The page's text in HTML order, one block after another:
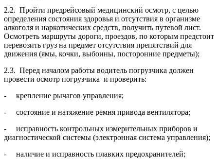
2.2. Пройти предрейсовый медицинский осмотр, с целью
определения состояния здоровья и отсутствия в организме
алкоголя и наркотических средств, получить путевой лист.
Осмотреть маршруты дороги, проездов, по которым предстоит
перевозить груз на предмет отсутствия препятствий для
движения (ямы, кочки, выбоины, посторонние предметы);
2.3. Перед началом работы водитель погрузчика должен
провести осмотр погрузчика и проверить:
- крепление рычагов управления;
- состояние и натяжение ремня привода вентилятора;
- исправность контрольных измерительных приборов и
диагностической системы (электронная система управления);
- наличие и исправность плавких предохранителей;